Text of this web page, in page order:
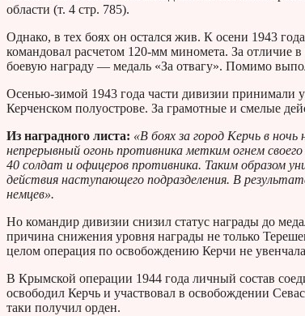
области (т. 4 стр. 785).
Однако, в тех боях он остался жив. К осени 1943
командовал расчетом 120-мм миномета. За отличие
боевую награду — медаль «За отвагу». Помимо
Осенью-зимой 1943 года части дивизии принимали
Керченском полуострове. За грамотные и смелые
Из наградного листа: «В боях за город Керчь в
непрерывный огонь противника метким огнем
40 солдат и офицеров противника. Таким образом
действия наступающего подразделения. В
немцев».
Но командир дивизии снизил статус награды до
причина снижения уровня награды не только
целом операция по освобождению Керчи не
В Крымской операции 1944 года личный состав
освободил Керчь и участвовал в освобождении
таки получил орден.